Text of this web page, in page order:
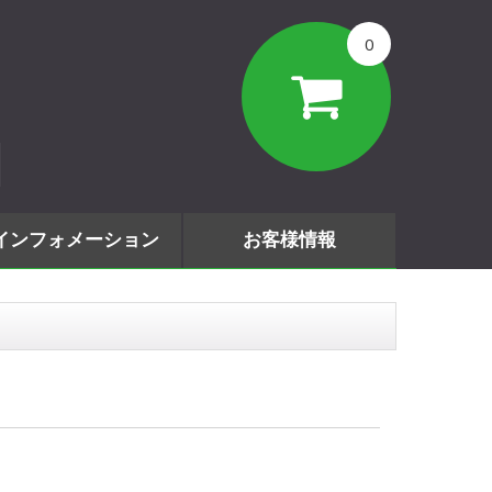
0
ンフォメーション お客様情報